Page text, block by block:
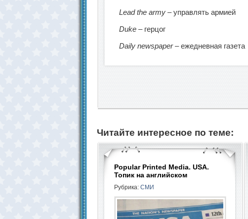
Lead the army – управлять армией
Duke – герцог
Daily newspaper– ежедневная газета
Читайте интересное по теме:
Popular Printed Media. USA.
Топик на английском
Рубрика: СМИ